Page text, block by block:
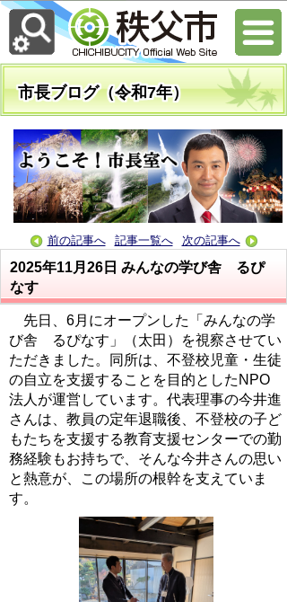
市長ブログ（令和7年）
前の記事へ 記事一覧へ 次の記事へ
2025年11月26日 みんなの学び舎 るぴ
なす
先日、6月にオープンした「みんなの学
び舎 るぴなす」（太田）を視察させてい
ただきました。同所は、不登校児童・生徒
の自立を支援することを目的としたNPO
法人が運営しています。代表理事の今井進
さんは、教員の定年退職後、不登校の子ど
もたちを支援する教育支援センターでの勤
務経験もお持ちで、そんな今井さんの思い
と熱意が、この場所の根幹を支えていま
す。